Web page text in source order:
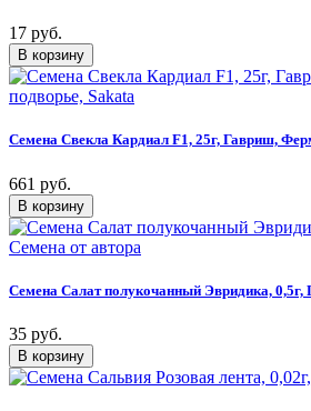
17 руб.
Семена Свекла Кардиал F1, 25г, Гавриш,
661 руб.
Семена Салат полукочанный Эвридика, 0,5г,
35 руб.